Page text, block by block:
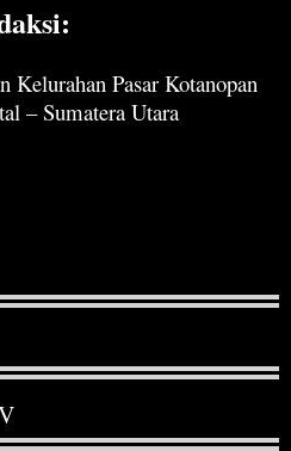
Kelurahan Pasar Kotanopan
– Sumatera Utara